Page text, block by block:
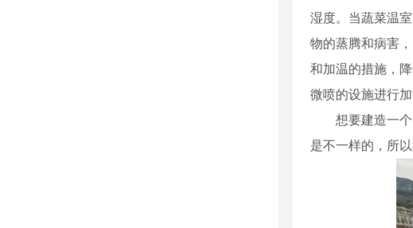
湿度。当蔬菜温
物的蒸腾和病害
和加温的措施，
微喷的设施进行加
想要建造一
是不一样的，所